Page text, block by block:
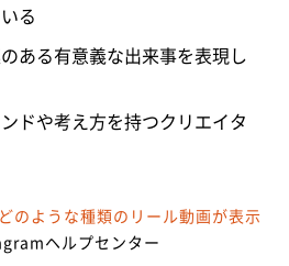
る
ある有意義な出来事を表現し
ドや考え方を持つクリエイタ
のような種類のリール動画が表示
ヘルプセンター